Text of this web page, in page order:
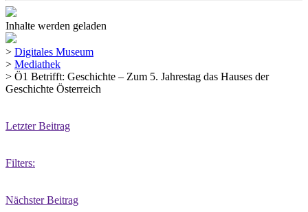
Inhalte werden geladen
> Digitales Museum
> Mediathek
> Ö1 Betrifft: Geschichte – Zum 5. Jahrestag das Hauses der
Geschichte Österreich
Letzter Beitrag
Filters:
Nächster Beitrag